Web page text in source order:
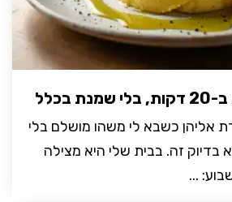
בכלל
אליהן כשבא לי משהו מושלם בלי
בדיוק זה. בבית שלי היא מצילה
...